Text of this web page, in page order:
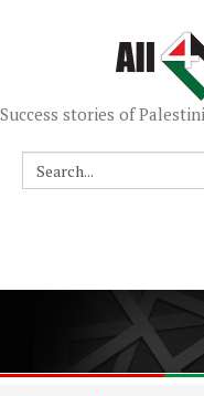
Success stories of